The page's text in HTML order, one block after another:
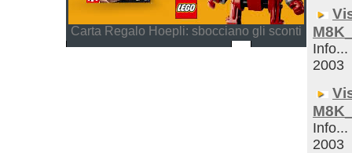
Carta Regalo Hoepli: sbocciano gli sconti
Info...
2003
Info...
2003